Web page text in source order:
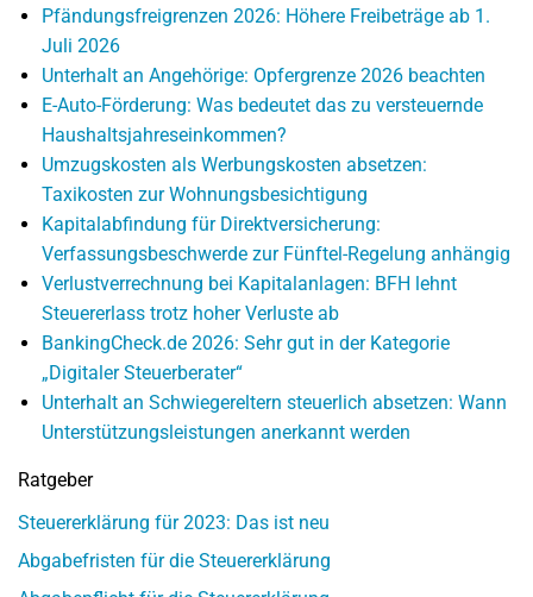
Pfändungsfreigrenzen 2026: Höhere Freibeträge ab 1.
Juli 2026
Unterhalt an Angehörige: Opfergrenze 2026 beachten
E-Auto-Förderung: Was bedeutet das zu versteuernde
Haushaltsjahreseinkommen?
Umzugskosten als Werbungskosten absetzen:
Taxikosten zur Wohnungsbesichtigung
Kapitalabfindung für Direktversicherung:
Verfassungsbeschwerde zur Fünftel-Regelung anhängig
Verlustverrechnung bei Kapitalanlagen: BFH lehnt
Steuererlass trotz hoher Verluste ab
BankingCheck.de 2026: Sehr gut in der Kategorie
„Digitaler Steuerberater“
Unterhalt an Schwiegereltern steuerlich absetzen: Wann
Unterstützungsleistungen anerkannt werden
Ratgeber
Steuererklärung für 2023: Das ist neu
Abgabefristen für die Steuererklärung